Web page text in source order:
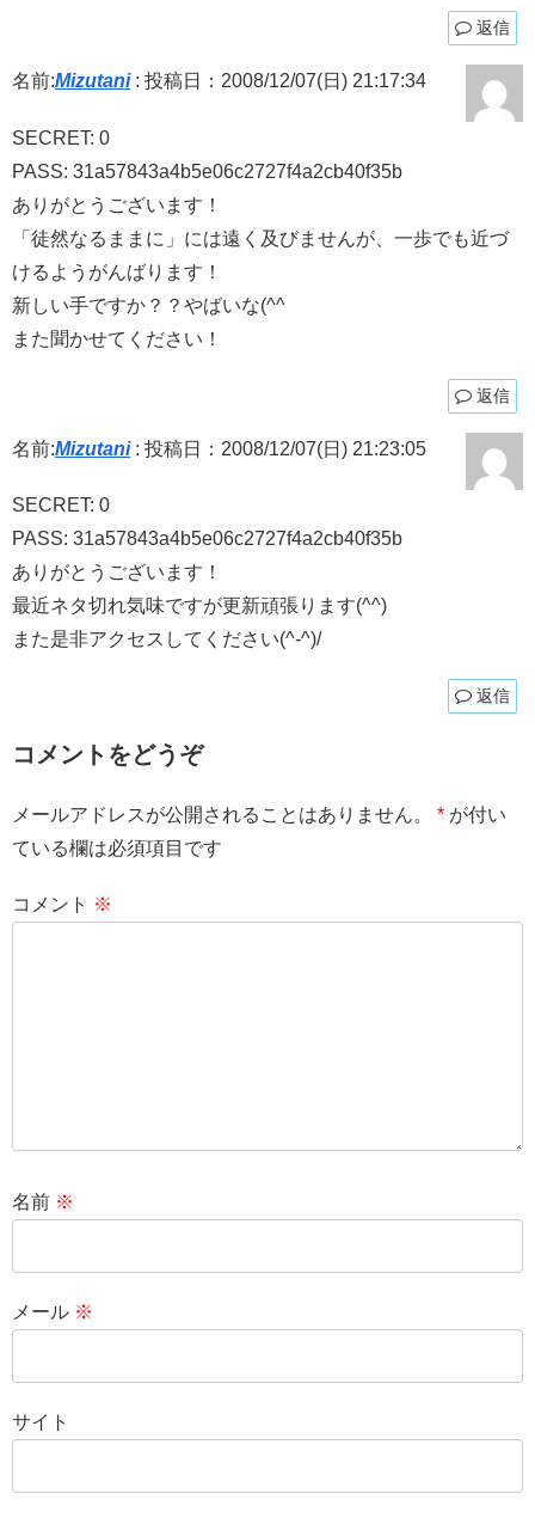
返信
名前:Mizutani: 投稿日：2008/12/07(日) 21:17:34
SECRET: 0
PASS: 31a57843a4b5e06c2727f4a2cb40f35b
ありがとうございます！
「徒然なるままに」には遠く及びませんが、一歩でも近づ
けるようがんばります！
新しい手ですか？？やばいな(^^ゞ
また聞かせてください！
返信
名前:Mizutani: 投稿日：2008/12/07(日) 21:23:05
SECRET: 0
PASS: 31a57843a4b5e06c2727f4a2cb40f35b
ありがとうございます！
最近ネタ切れ気味ですが更新頑張ります(^^)
また是非アクセスしてください(^-^)/
返信
コメントをどうぞ
メールアドレスが公開されることはありません。 * が付い
ている欄は必須項目です
コメント ※
名前 ※
メール ※
サイト